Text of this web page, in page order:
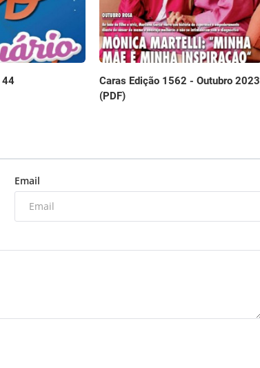
44
Caras Edição 1562 - Outubro 2023
(PDF)
Email